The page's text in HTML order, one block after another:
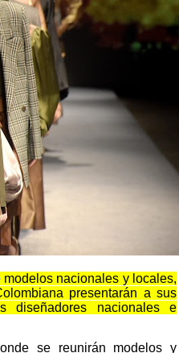
nacionales y locales,
presentarán a sus
diseñadores nacionales e
se reunirán modelos y